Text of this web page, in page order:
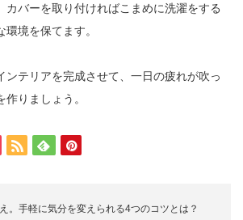
カバーを取り付ければこまめに洗濯をする
境を保てます。
ンテリアを完成させて、一日の疲れが吹っ
りましょう。
。手軽に気分を変えられる4つのコツとは？